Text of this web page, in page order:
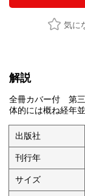
気に
解説
全冊カバー付 第
体的には概ね経年並
出版社
刊行年
サイズ